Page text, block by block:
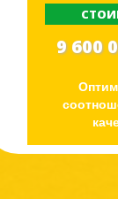
9 600